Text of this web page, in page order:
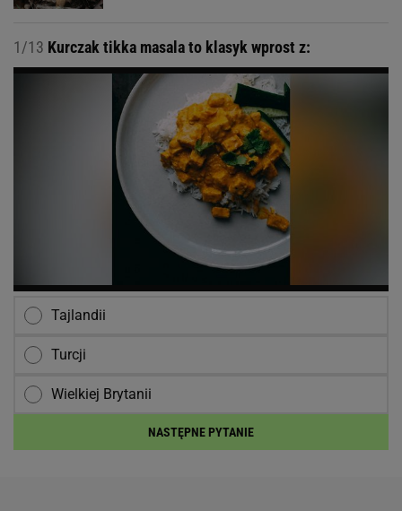
1/13 Kurczak tikka masala to klasyk wprost z:
Tajlandii
Turcji
Wielkiej Brytanii
NASTĘPNE PYTANIE